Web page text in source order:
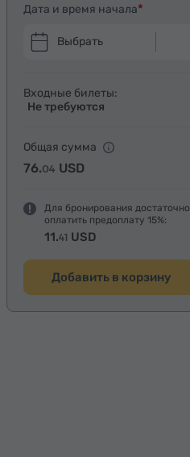
Дата и время начала
Выбрать
Входные билеты:
Не требуются
Общая сумма
76.04 USD
Для бронирования достаточно
оплатить предоплату 15%:
11.41 USD
Добавить в корзину